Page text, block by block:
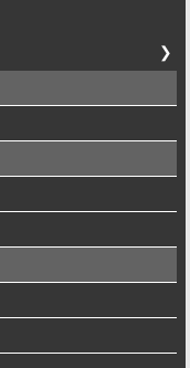
❯